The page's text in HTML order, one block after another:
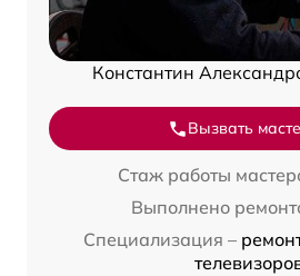
Константин
Вызвать
Стаж работы
Выполнено
Специализация –